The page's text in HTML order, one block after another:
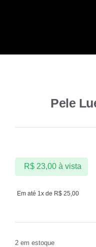
Pele
Em até 1x de R$ 25,00
R$23,00 à vista
2 em estoque